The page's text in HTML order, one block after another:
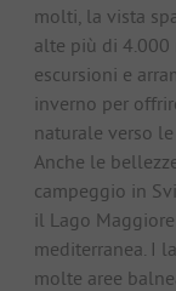
molti, la vista
alte più di 4.000
escursioni e
inverno per
naturale verso le
Anche le
campeggio in
il Lago
mediterranea. I
molte aree